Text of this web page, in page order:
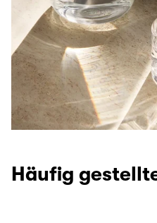
Häufig